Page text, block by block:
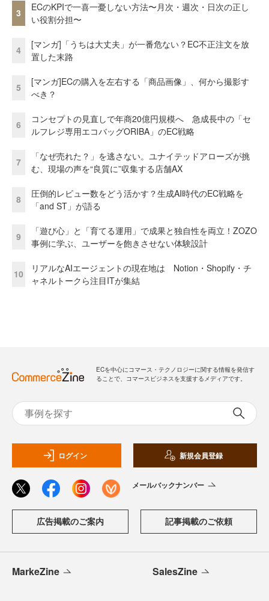
3
ECのKPIで一喜一憂しない方法〜月次・週次・日次の正し
い役割分担〜
4
[マンガ]「うちは大丈夫」が一番危ない？EC不正注文を放
置した末路
5
[マンガ]ECの購入を左右する「商品画像」、何から撮影す
べき？
6
コンセプトの見直しで年商20億円規模へ 急成長中の「セ
ルフレジ専用エコバッグORIBA」のEC戦略
7
「なぜ売れた？」を逃さない。ユナイテッドアローズが挑
む、現場の声を“良質に”収集する店舗AX
8
圧倒的レビュー数をどう活かす？生成AI時代のEC戦略を
「and ST」が語る
9
「遊び心」と「育てる運用」で成果と独自性を両立！ZOZO
事例に学ぶ、ユーザーを飽きさせない体験設計
10
リアルなAIエージェントの現在地は Notion・Shopify・チ
ャネルトークら注目ITが集結
ECを中心にコマース・テクノロジーに関する情報を発信す
ることで、コマースビジネスを支援するメディアです。
ログイン 新規会員登録
メールバックナンバー
広告掲載のご案内 記事掲載のご依頼
MarkeZine SalesZine